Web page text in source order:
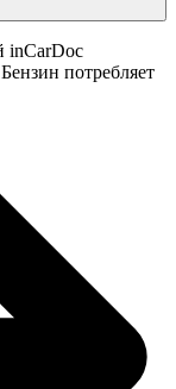
inCarDoc
потребляет